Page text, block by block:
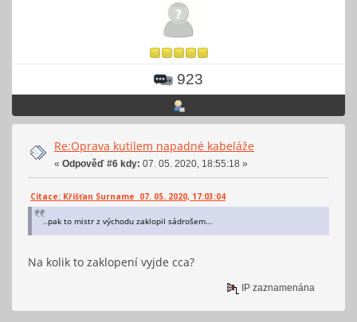
923
Re:Oprava kutilem napadné kabeláže
« Odpověď #6 kdy: 07. 05. 2020, 18:55:18 »
Citace: Křišťan Surname 07. 05. 2020, 17:03:04
..pak to mistr z východu zaklopil sádrošem...
Na kolik to zaklopení vyjde cca?
IP zaznamenána